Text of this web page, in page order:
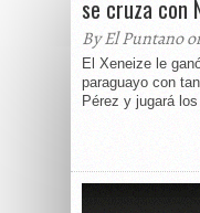
se cruza con
By El Puntano
El Xeneize le
paraguayo con
Pérez y jugará